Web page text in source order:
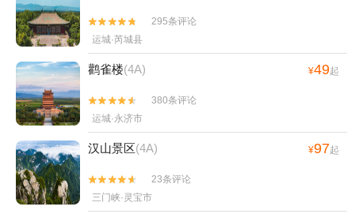


295条评论
运城·芮城县
鹳雀楼(4A) ¥49起


380条评论
运城·永济市
汉山景区(4A) ¥97起


23条评论
三门峡·灵宝市